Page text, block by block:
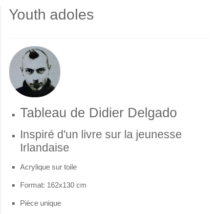
Youth adoles
Tableau de Didier Delgado
Inspiré d'un livre sur la jeunesse
Irlandaise
Acrylique sur toile
Format: 162x130 cm
Pièce unique